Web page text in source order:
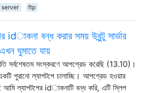
server ftp
idাকনা বন্ধ করার সময় উবুন্টু সার্ভার
ঘুমাতে যায়
সর্বশেষতম সংস্করণে আপগ্রেড করেছি (13.10)।
পুরানো ল্যাপটপে চালাচ্ছি। আপগ্রেড হওয়ার
আমি ল্যাপটপের idাকনাটি বন্ধ করি, এটি স্লিপ